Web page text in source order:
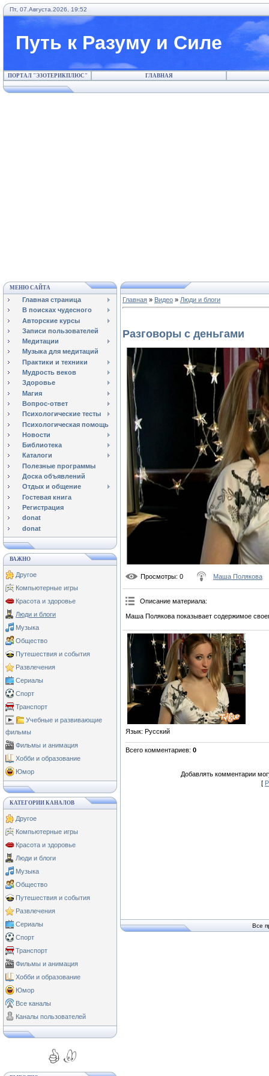
Пт, 07.Августа.2026, 19:52
Путь к Разуму и Силе
ПОРТАЛ "ЭЗОТЕРИКПЛЮС" ГЛАВНАЯ
МЕНЮ САЙТА
Главная страница
В поисках чудесного
Авторские курсы
Записи пользователей
Медитации
Музыка для медитаций
Практики и техники
Мудрость веков
Здоровье
Магия
Вопрос-ответ
Психологические тесты
Психологическая помощь
Новости
Библиотека
Каталоги
Полезные программы
Доска объявлений
Отдых и общение
Гостевая книга
Регистрация
donat
donat
ВАЖНО
Другое
Компьютерные игры
Красота и здоровье
Люди и блоги
Музыка
Общество
Путешествия и события
Развлечения
Сериалы
Спорт
Транспорт
Учебные и развивающие
фильмы
Фильмы и анимация
Хобби и образование
Юмор
КАТЕГОРИИ КАНАЛОВ
Другое
Компьютерные игры
Красота и здоровье
Люди и блоги
Музыка
Общество
Путешествия и события
Развлечения
Сериалы
Спорт
Транспорт
Фильмы и анимация
Хобби и образование
Юмор
Все каналы
Каналы пользователей
Главная » Видео » Люди и блоги
Разговоры с деньгами
Просмотры: 0 Маша Полякова
Описание материала:
Маша Полякова показывает содержимое
Язык: Русский
Всего комментариев: 0
Добавлять комментарии
[
Все